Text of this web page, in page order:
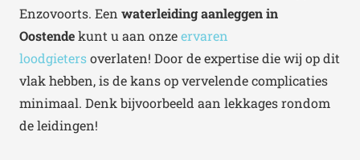
Enzovoorts. Een waterleiding aanleggen in
Oostendekunt u aan onzeervaren
loodgietersoverlaten! Door de expertise die wij op dit
vlak hebben, is de kans op vervelende complicaties
minimaal. Denk bijvoorbeeld aan lekkages rondom
de leidingen!